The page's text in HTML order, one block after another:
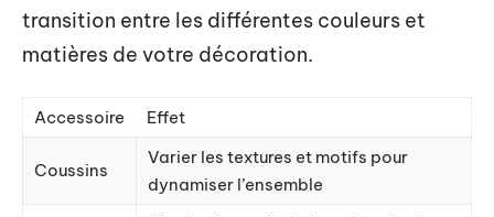
transition entre les différentes couleurs et
matières de votre décoration.
Accessoire Effet
Coussins
Varier les textures et motifs pour
dynamiser l’ensemble